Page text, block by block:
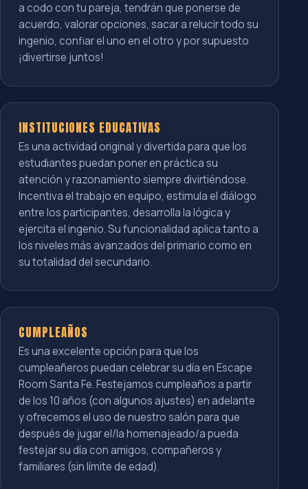
a codo con tu pareja, tendrán que ponerse de
acuerdo, valorar opciones, sacar a relucir todo su
ingenio, confiar el uno en el otro y por supuesto
¡divertirse juntos!
INSTITUCIONES EDUCATIVAS
Es una actividad original y divertida para que los
estudiantes puedan poner en práctica su
atención y razonamiento siempre divirtiéndose.
Incentiva el trabajo en equipo, estimula el diálogo
entre los participantes, desarrolla la lógica y
ejercita el ingenio. Su funcionalidad aplica tanto a
los niveles más avanzados del primario como en
su totalidad del secundario.
CUMPLEAÑOS
Es una excelente opción para que los
cumpleañeros puedan celebrar su día en Escape
Room Santa Fe. Festejamos cumpleaños a partir
de los 10 años (con algunos ajustes) en adelante
y ofrecemos el uso de nuestro salón para que
después de jugar el/la homenajeado/a pueda
festejar su día con amigos, compañeros y
familiares (sin límite de edad).